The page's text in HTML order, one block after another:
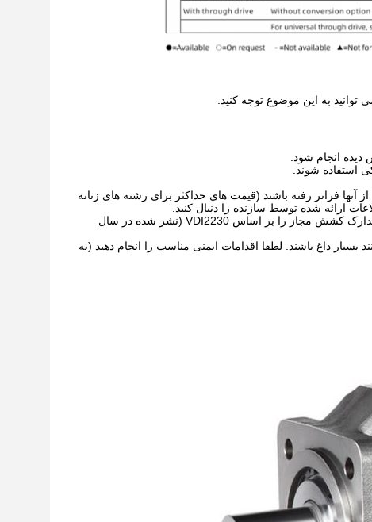
به این موضوع توجه کنید.
انجام شود.
استفاده شوند.
آنها فراتر رفته باشند (قیمت های حداکثر برای رشته های زنانه
ارائه شده توسط سازنده را دنبال کنید.
· برای پیچ های کشش بر اساس DIN13، توصیه می شود که در هر یک از آنها مدارک کشش مجاز را بر اساس VDI2230 (نشر شده در سال
داغ باشند. لطفا اقدامات ایمنی مناسب را انجام دهید (به